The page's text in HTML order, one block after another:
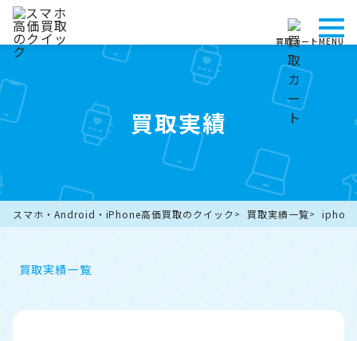
買取カートMENU
買取実績
スマホ・Android・iPhone高価買取のクイック 買取実績一覧
買取実績一覧